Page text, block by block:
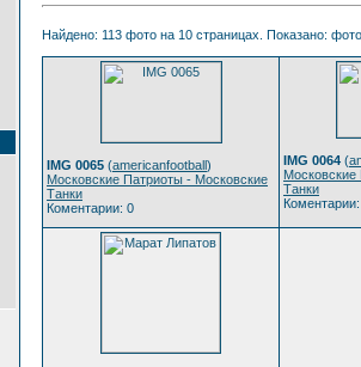
Найдено: 113 фото на 10 страницах. Показано:
IMG 0065 (americanfootball)
Московские Патриоты - Московские
Танки
Коментарии: 0
IMG 0064 (
Танки